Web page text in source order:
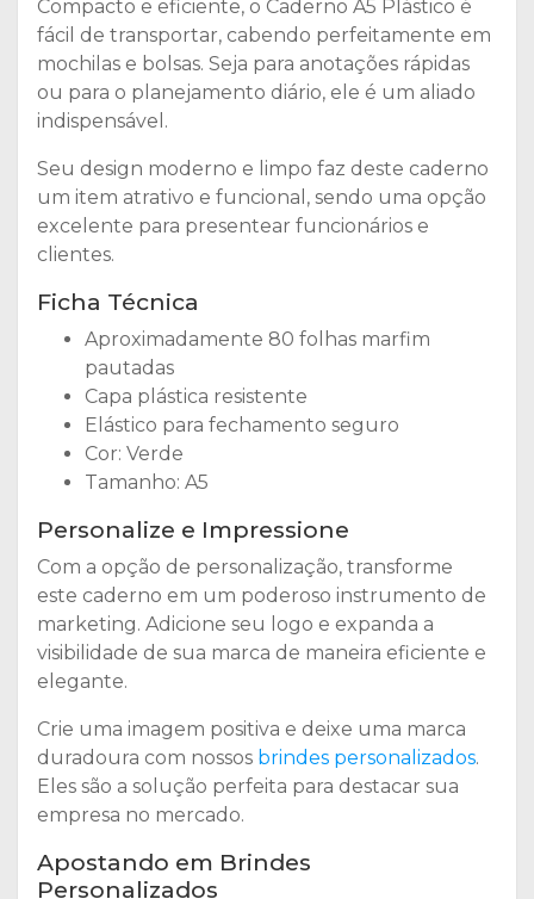
Compacto e eficiente, o Caderno A5 Plástico é
fácil de transportar, cabendo perfeitamente em
mochilas e bolsas. Seja para anotações rápidas
ou para o planejamento diário, ele é um aliado
indispensável.
Seu design moderno e limpo faz deste caderno
um item atrativo e funcional, sendo uma opção
excelente para presentear funcionários e
clientes.
Ficha Técnica
Aproximadamente 80 folhas marfim
pautadas
Capa plástica resistente
Elástico para fechamento seguro
Cor: Verde
Tamanho: A5
Personalize e Impressione
Com a opção de personalização, transforme
este caderno em um poderoso instrumento de
marketing. Adicione seu logo e expanda a
visibilidade de sua marca de maneira eficiente e
elegante.
Crie uma imagem positiva e deixe uma marca
duradoura com nossos brindes personalizados.
Eles são a solução perfeita para destacar sua
empresa no mercado.
Apostando em Brindes
Personalizados